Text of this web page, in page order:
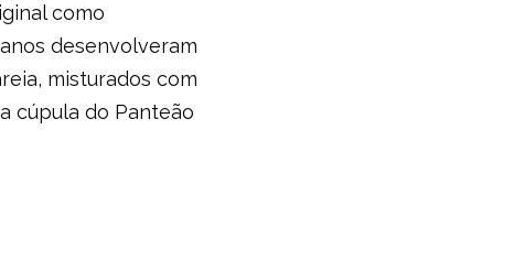
como
desenvolveram
misturados com
cúpula do Panteão